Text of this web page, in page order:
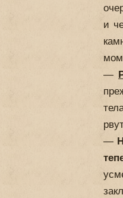
и
—
—